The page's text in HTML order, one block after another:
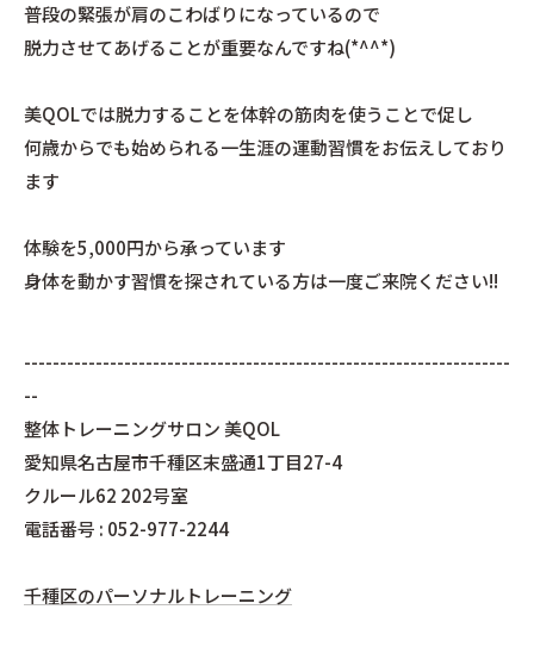
普段の緊張が肩のこわばりになっているので
脱力させてあげることが重要なんですね(*^^*)
美QOLでは脱力することを体幹の筋肉を使うことで促し
何歳からでも始められる一生涯の運動習慣をお伝えしており
ます
体験を5,000円から承っています
身体を動かす習慣を探されている方は一度ご来院ください!!
--------------------------------------------------------------------
--
整体トレーニングサロン 美QOL
愛知県名古屋市千種区末盛通1丁目27-4
クルール62 202号室
電話番号 : 052-977-2244
千種区のパーソナルトレーニング